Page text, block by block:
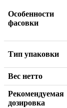
Особенности
фасовки
Тип упаковки
Вес нетто
Рекомендуемая
дозировка